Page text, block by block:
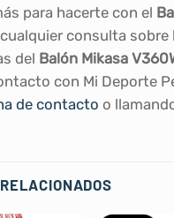
para hacerte con el
consulta sobre
del Balón Mikasa
con Mi Deporte
de contacto o